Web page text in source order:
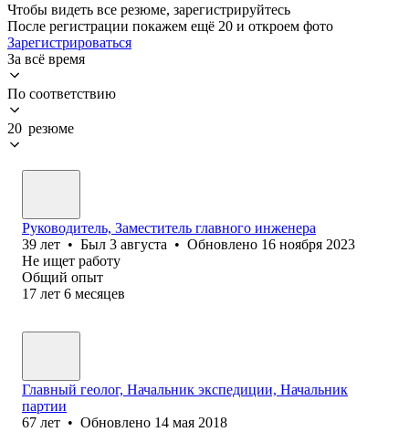
Чтобы видеть все резюме, зарегистрируйтесь
После регистрации покажем ещё 20 и откроем фото
Зарегистрироваться
За всё время
По соответствию
20 резюме
Руководитель, Заместитель главного инженера
39 лет • Был 3 августа • Обновлено 16 ноября 2023
Не ищет работу
Общий опыт
17 лет 6 месяцев
Главный геолог, Начальник экспедиции, Начальник
партии
67 лет • Обновлено 14 мая 2018